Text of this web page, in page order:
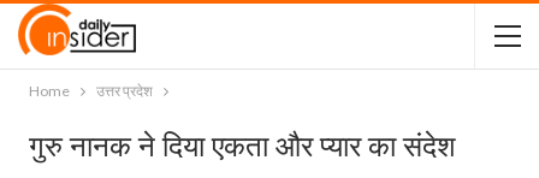
Home उत्तर प्रदेश
गुरु नानक ने दिया एकता और प्यार का संदेश